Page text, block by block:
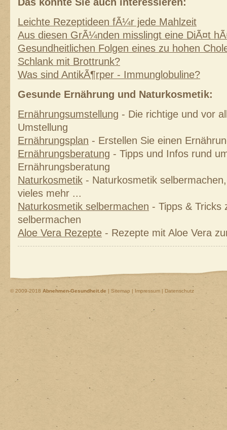
Leichte Rezeptideen fÃ¼r jede Mahlzeit
Aus diesen GrÃ¼nden misslingt eine DiÃ¤t
Gesundheitlichen Folgen eines zu hohen
Schlank mit Brottrunk?
Was sind AntikÃ¶rper - Immunglobuline?
Gesunde Ernährung und Naturkosmetik:
Ernährungsumstellung - Die richtige und vor
Umstellung
Ernährungsplan - Erstellen Sie einen
Ernährungsberatung - Tipps und Infos rund
Ernährungsberatung
Naturkosmetik - Naturkosmetik
vieles mehr ...
Naturkosmetik selbermachen - Tipps & Tricks
selbermachen
Aloe Vera Rezepte - Rezepte mit Aloe Vera
© 2009-2018 Abnehmen-Gesundheit.de | Sitemap | Impressum | Datenschutz